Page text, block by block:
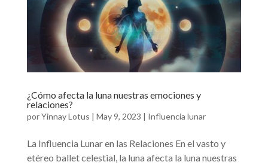
¿Cómo afecta la luna nuestras emociones y
relaciones?
porYinnay Lotus | May 9, 2023 | Influencia lunar
La Influencia Lunar en las Relaciones En el vasto y
etéreo ballet celestial, la luna afecta la luna nuestras